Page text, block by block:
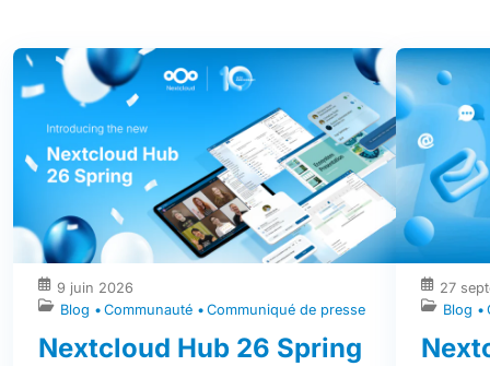
9 juin 2026
Blog
Communauté Communiqué de presse
Nextcloud Hub 26 Spring
27
Blog